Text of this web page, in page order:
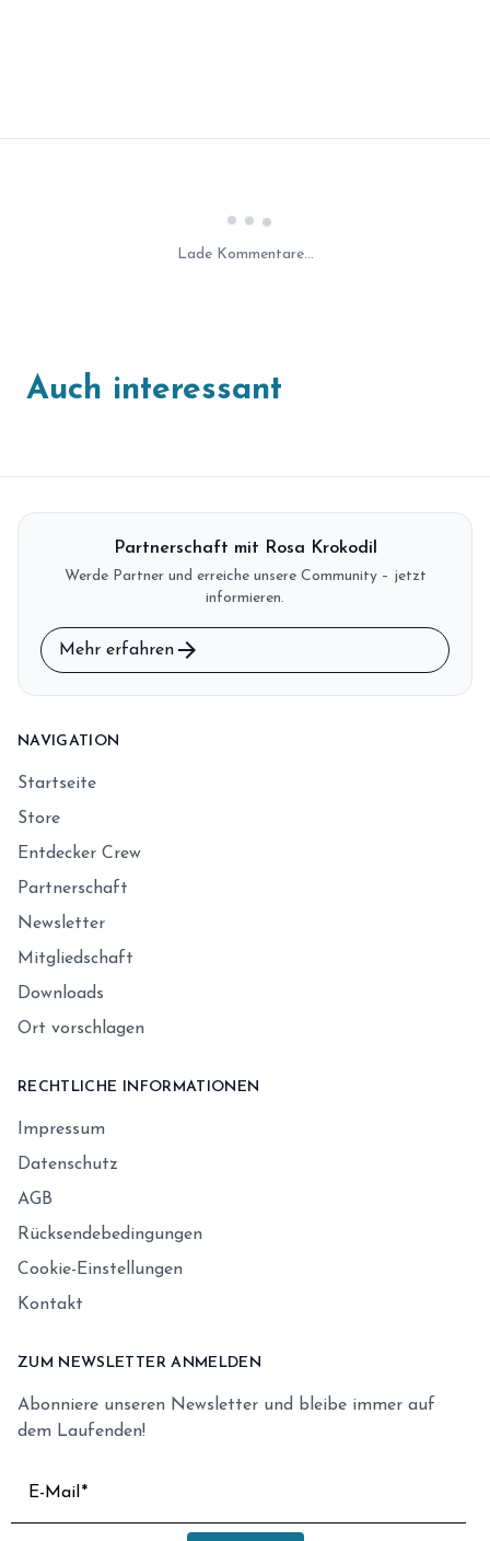
Lade Kommentare...
Auch interessant
Partnerschaft mit Rosa Krokodil
Werde Partner und erreiche unsere Community – jetzt
informieren.
Mehr erfahren arrow_forward
NAVIGATION
Startseite
Store
Entdecker Crew
Partnerschaft
Newsletter
Mitgliedschaft
Downloads
Ort vorschlagen
RECHTLICHE INFORMATIONEN
Impressum
Datenschutz
AGB
Rücksendebedingungen
Cookie-Einstellungen
Kontakt
ZUM NEWSLETTER ANMELDEN
Abonniere unseren Newsletter und bleibe immer auf
dem Laufenden!
E-Mail